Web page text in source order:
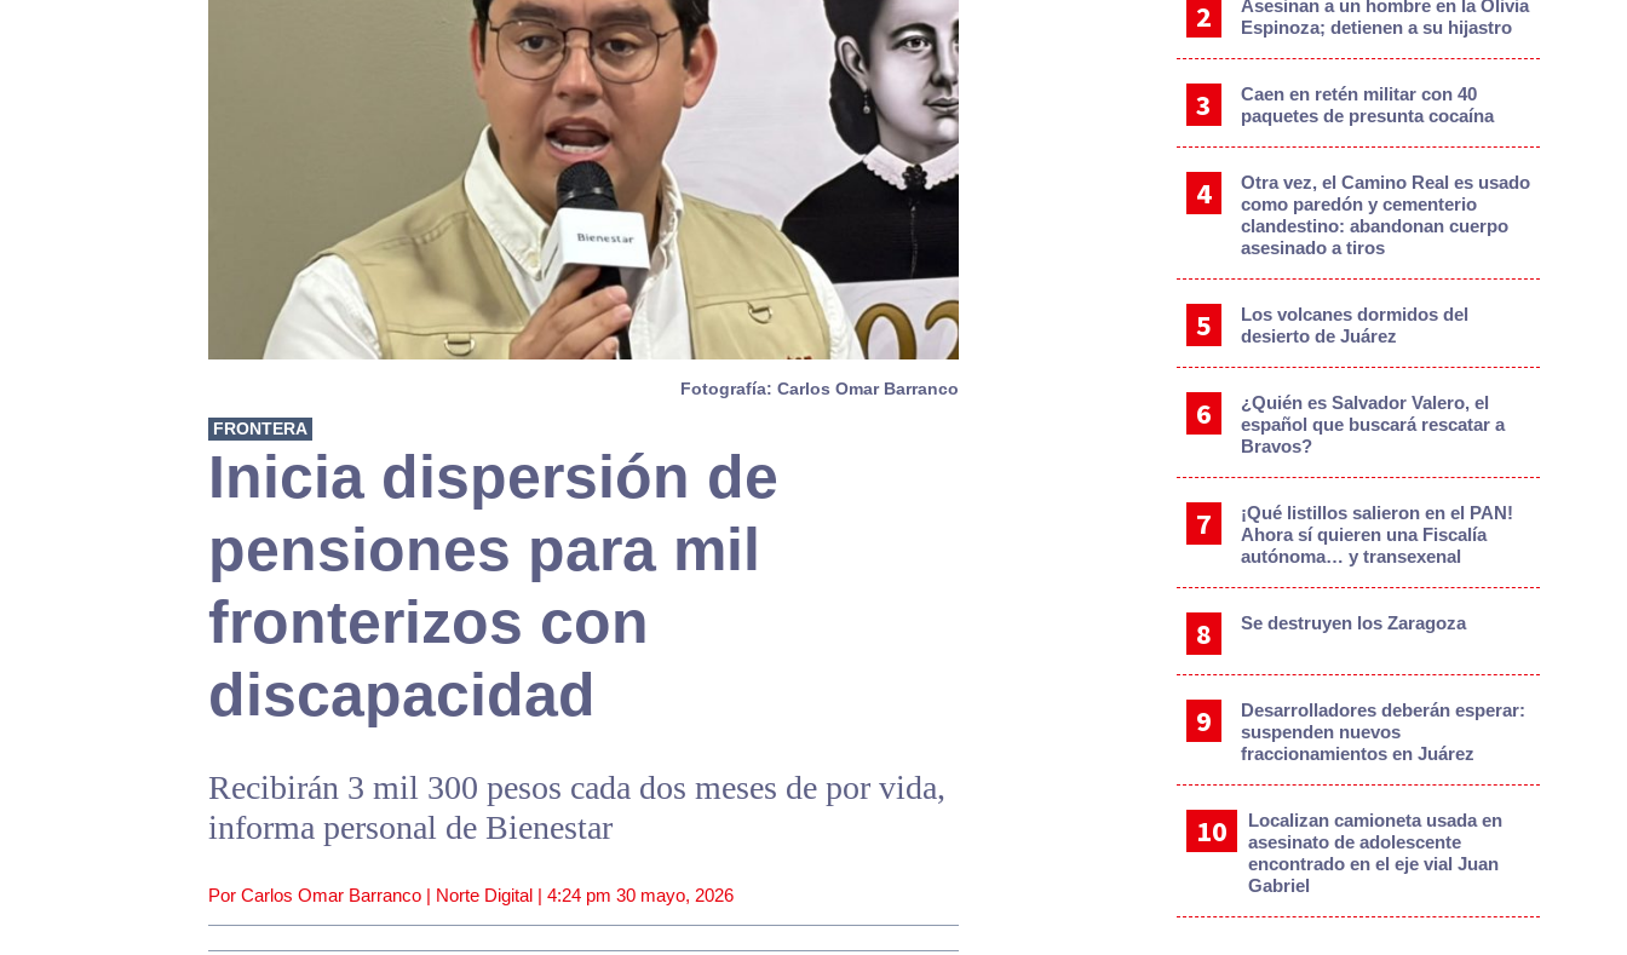
Fotografía: Carlos Omar Barranco
FRONTERA
Inicia dispersión de
pensiones para mil
fronterizos con
discapacidad
Recibirán 3 mil 300 pesos cada dos meses de por vida,
informa personal de Bienestar
Por Carlos Omar Barranco | Norte Digital | 4:24 pm 30 mayo, 2026
Asesinan a un hombre en la Olivia
Espinoza; detienen a su hijastro
Caen en retén militar con 40
paquetes de presunta cocaína
Otra vez, el Camino Real es usado
como paredón y cementerio
clandestino: abandonan cuerpo
asesinado a tiros
Los volcanes dormidos del
desierto de Juárez
¿Quién es Salvador Valero, el
español que buscará rescatar a
Bravos?
¡Qué listillos salieron en el PAN!
Ahora sí quieren una Fiscalía
autónoma… y transexenal
Se destruyen los Zaragoza
Desarrolladores deberán esperar:
suspenden nuevos
fraccionamientos en Juárez
Localizan camioneta usada en
asesinato de adolescente
encontrado en el eje vial Juan
Gabriel